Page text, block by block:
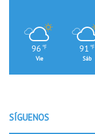
96 ℉
Vie
91 ℉
Sáb
SÍGUENOS